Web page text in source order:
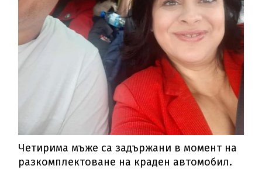
Четирима мъже са задържани в момент на
разкомплектоване на краден автомобил.